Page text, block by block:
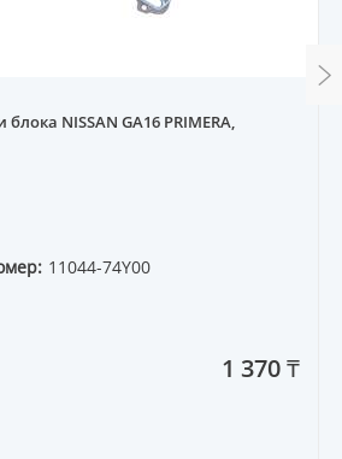
NISSAN GA16 PRIMERA,
11044-74Y00
1 370 ₸